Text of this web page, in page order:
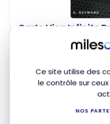
Ce site utilise des
le contrôle sur
NOS
Carte Visa Infinite
Jusqu'à 85 000
Avantages Air
Accès aux Salons VIP